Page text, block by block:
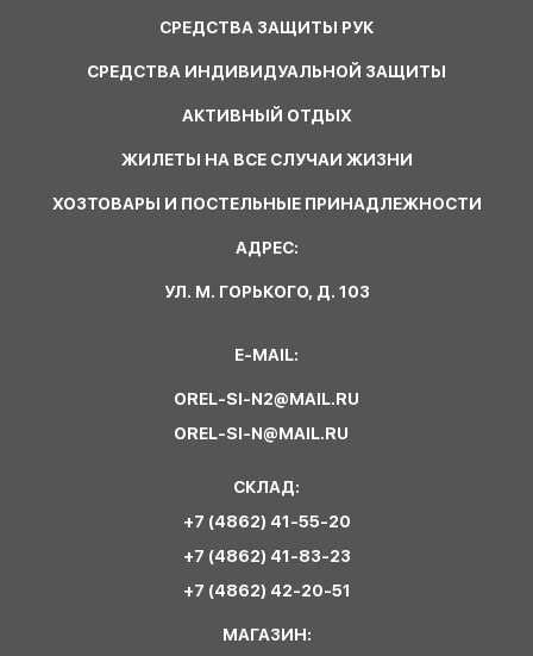
СРЕДСТВА ЗАЩИТЫ РУК
СРЕДСТВА ИНДИВИДУАЛЬНОЙ ЗАЩИТЫ
АКТИВНЫЙ ОТДЫХ
ЖИЛЕТЫ НА ВСЕ СЛУЧАИ ЖИЗНИ
ХОЗТОВАРЫ И ПОСТЕЛЬНЫЕ ПРИНАДЛЕЖНОСТИ
АДРЕС:
УЛ. М. ГОРЬКОГО, Д. 103
E-MAIL:
OREL-SI-N2@MAIL.RU
OREL-SI-N@MAIL.RU
СКЛАД:
+7 (4862) 41-55-20
+7 (4862) 41-83-23
+7 (4862) 42-20-51
МАГАЗИН: